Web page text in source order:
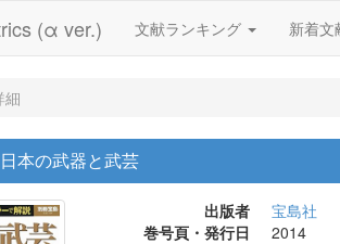
(α ver.) 文献ランキング 新着文
細
日本の武器と武芸
出版者
宝島社
巻号頁・発行日
2014